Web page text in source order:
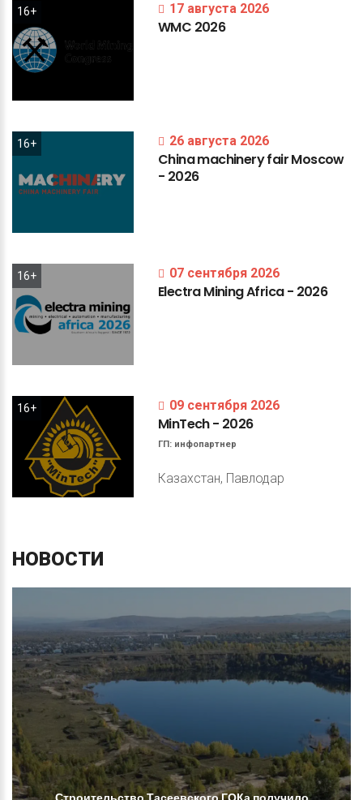
16+ 17 августа 2026
WMC 2026
16+ 26 августа 2026
ChinamachineryfairMoscow
- 2026
16+ 07 сентября 2026
ElectraMiningAfrica- 2026
16+ 09 сентября 2026
MinTech- 2026
ГП: инфопартнер
Казахстан, Павлодар
НОВОСТИ